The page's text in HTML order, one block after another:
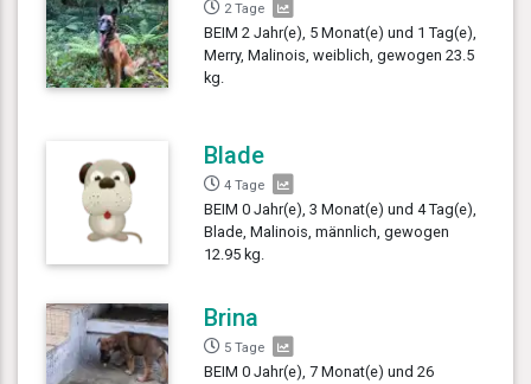
2 Tage
BEIM 2 Jahr(e), 5 Monat(e) und 1 Tag(e),
Merry, Malinois, weiblich, gewogen 23.5
kg.
Blade
4 Tage
BEIM 0 Jahr(e), 3 Monat(e) und 4 Tag(e),
Blade, Malinois, männlich, gewogen
12.95 kg.
Brina
5 Tage
BEIM 0 Jahr(e), 7 Monat(e) und 26